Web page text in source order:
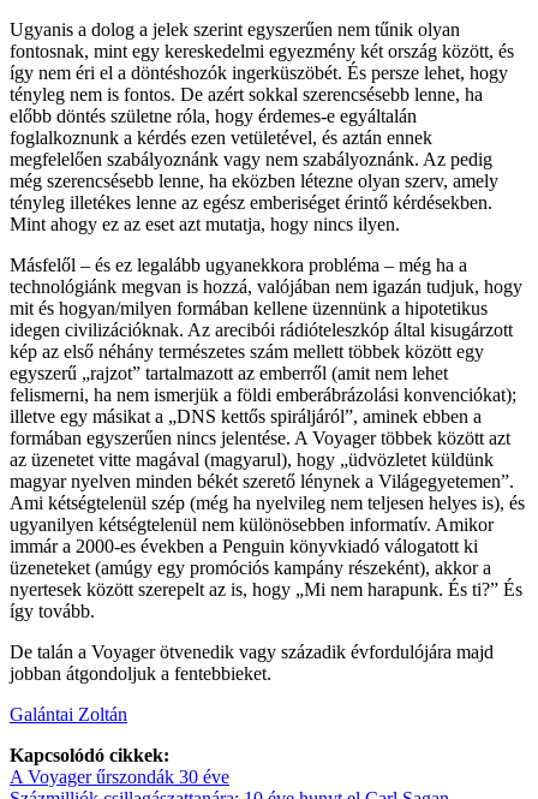
Ugyanis a dolog a jelek szerint egyszerűen nem tűnik olyan
fontosnak, mint egy kereskedelmi egyezmény két ország között, és
így nem éri el a döntéshozók ingerküszöbét. És persze lehet, hogy
tényleg nem is fontos. De azért sokkal szerencsésebb lenne, ha
előbb döntés születne róla, hogy érdemes-e egyáltalán
foglalkoznunk a kérdés ezen vetületével, és aztán ennek
megfelelően szabályoznánk vagy nem szabályoznánk. Az pedig
még szerencsésebb lenne, ha eközben létezne olyan szerv, amely
tényleg illetékes lenne az egész emberiséget érintő kérdésekben.
Mint ahogy ez az eset azt mutatja, hogy nincs ilyen.
Másfelől – és ez legalább ugyanekkora probléma – még ha a
technológiánk megvan is hozzá, valójában nem igazán tudjuk, hogy
mit és hogyan/milyen formában kellene üzennünk a hipotetikus
idegen civilizációknak. Az arecibói rádióteleszkóp által kisugárzott
kép az első néhány természetes szám mellett többek között egy
egyszerű „rajzot” tartalmazott az emberről (amit nem lehet
felismerni, ha nem ismerjük a földi emberábrázolási konvenciókat);
illetve egy másikat a „DNS kettős spiráljáról”, aminek ebben a
formában egyszerűen nincs jelentése. A Voyager többek között azt
az üzenetet vitte magával (magyarul), hogy „üdvözletet küldünk
magyar nyelven minden békét szerető lénynek a Világegyetemen”.
Ami kétségtelenül szép (még ha nyelvileg nem teljesen helyes is), és
ugyanilyen kétségtelenül nem különösebben informatív. Amikor
immár a 2000-es években a Penguin könyvkiadó válogatott ki
üzeneteket (amúgy egy promóciós kampány részeként), akkor a
nyertesek között szerepelt az is, hogy „Mi nem harapunk. És ti?” És
így tovább.
De talán a Voyager ötvenedik vagy századik évfordulójára majd
jobban átgondoljuk a fentebbieket.
Galántai Zoltán
Kapcsolódó cikkek:
A Voyager űrszondák 30 éve